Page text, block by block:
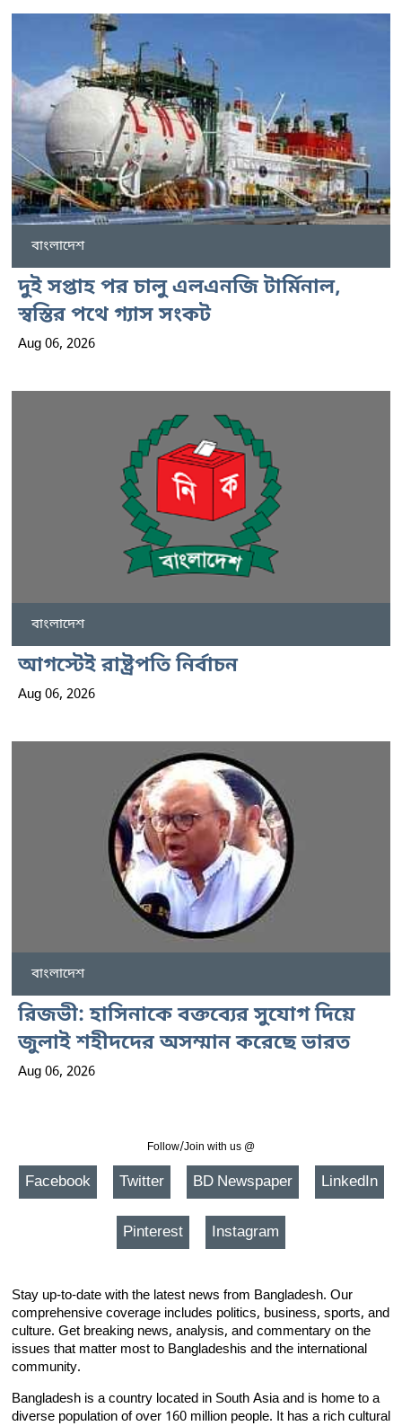
বাংলাদেশ
দুই সপ্তাহ পর চালু এলএনজি টার্মিনাল,
স্বস্তির পথে গ্যাস সংকট
Aug 06, 2026
বাংলাদেশ
আগস্টেই রাষ্ট্রপতি নির্বাচন
Aug 06, 2026
বাংলাদেশ
রিজভী: হাসিনাকে বক্তব্যের সুযোগ দিয়ে
জুলাই শহীদদের অসম্মান করেছে ভারত
Aug 06, 2026
Follow/Join with us @
Facebook Twitter BD Newspaper LinkedIn
Pinterest Instagram
Stay up-to-date with the latest news from Bangladesh. Our
comprehensive coverage includes politics, business, sports, and
culture. Get breaking news, analysis, and commentary on the
issues that matter most to Bangladeshis and the international
community.
Bangladesh is a country located in South Asia and is home to a
diverse population of over 160 million people. It has a rich cultural